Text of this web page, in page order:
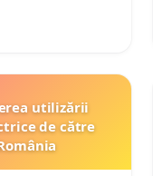
utilizării
de către